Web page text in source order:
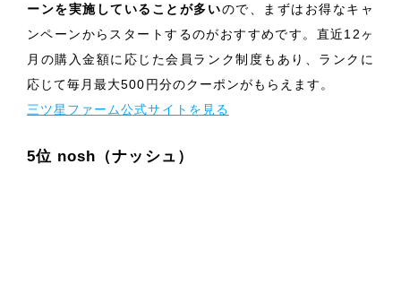
ーンを実施していることが多いので、まずはお得なキャ
ンペーンからスタートするのがおすすめです。直近12ヶ
月の購入金額に応じた会員ランク制度もあり、ランクに
応じて毎月最大500円分のクーポンがもらえます。
三ツ星ファーム公式サイトを見る
5位 nosh（ナッシュ）